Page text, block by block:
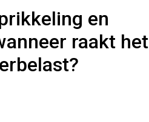
en
raakt het